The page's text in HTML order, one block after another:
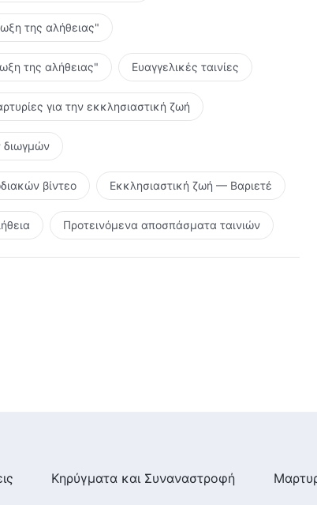
της αλήθειας"
της αλήθειας" Ευαγγελικές ταινίες
για την εκκλησιαστική ζωή
διωγμών
βίντεο Εκκλησιαστική ζωή — Βαριετέ
Προτεινόμενα αποσπάσματα ταινιών
Κηρύγματα και Συναναστροφή